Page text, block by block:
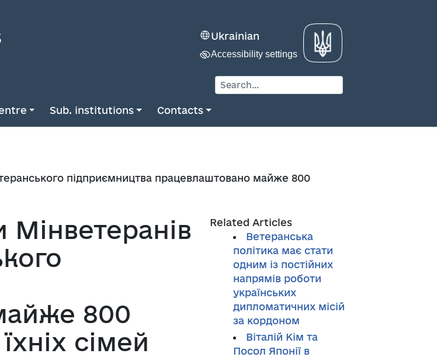
Ukrainian
Accessibility settings
Sub. institutions Contacts
підприємництва працевлаштовано майже 800
800
сімей
Related Articles
Ветеранська
політика має стати
одним із постійних
напрямів роботи
українських
дипломатичних місій
за кордоном
Віталій Кім та
Посол Японії в